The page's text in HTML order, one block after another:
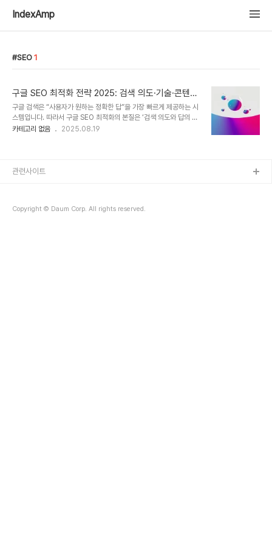
IndexAmp
SEO 1
구글 SEO 최적화 전략 2025: 검색 의도·기술·콘텐츠·
페이지 경험을 정복하는 실전 로드맵
구글 검색은 “사용자가 원하는 정확한 답”을 가장 빠르게 제공하는 시
스템입니다. 따라서 구글 SEO 최적화의 본질은 ‘검색 의도와 답의 정
합성’을 기술적으로 보장하고, ‘사용자가 체감하는 품질’을 일관되게
다. Google Search Central의 공식 가이드를 근간으로 하되 국내
의 출..
카테고리 없음 2025.08.19
Copyright © Daum Corp. All rights reserved.
관련사이트